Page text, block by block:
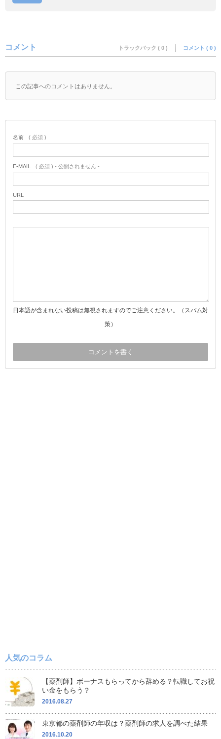
コメント トラックバック ( 0 ) コメント ( 0 )
この記事へのコメントはありません。
名前 ( 必須 )
E-MAIL ( 必須 ) - 公開されません -
URL
日本語が含まれない投稿は無視されますのでご注意ください。（スパム対
策）
人気のコラム
【薬剤師】ボーナスもらってから辞める？転職してお祝
い金をもらう？
2016.08.27
東京都の薬剤師の年収は？薬剤師の求人を調べた結果
2016.10.20